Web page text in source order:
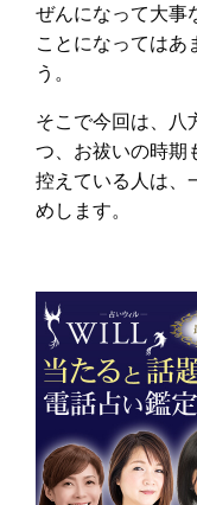
ぜんになって大事
ことになってはあ
う。
そこで今回は、八
つ、お祓いの時期
控えている人は、
めします。